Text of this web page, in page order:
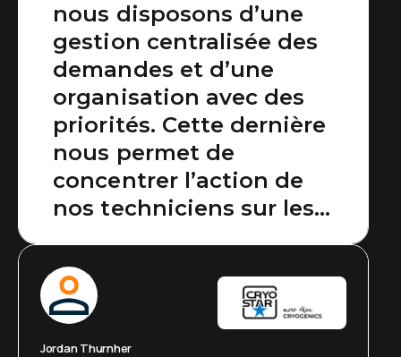
nous disposons d’une
gestion centralisée des
demandes et d’une
organisation avec des
priorités. Cette dernière
nous permet de
concentrer l’action de
nos techniciens sur les
essentielles et gagner en
efficience globale.
Jordan Thurnher